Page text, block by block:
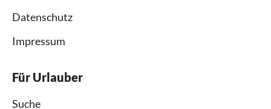
Datenschutz
Impressum
Für Urlauber
Suche